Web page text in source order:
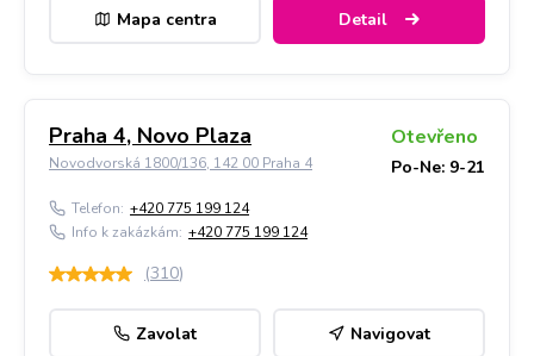
Mapa centra Detail
Praha 4, Novo Plaza
Novodvorská 1800/136, 142 00 Praha 4
Otevřeno
Po-Ne: 9-21
Telefon: +420 775 199 124
Info k zakázkám: +420 775 199 124
(310)
Zavolat Navigovat